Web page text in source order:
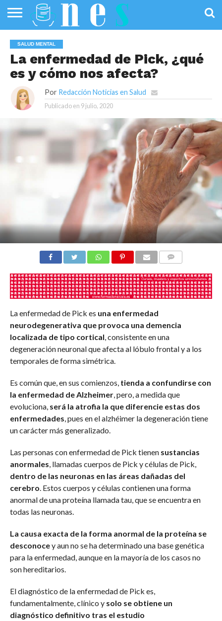
PÚBLICA
SANIDAD
INVESTIGACIÓN
ENTREVISTAS
PROFESIONALES
DE LA SALUD
INFOGRAFÍAS
DE SALUD
OPINIÓN
SALUD MENTAL
La enfermedad de Pick, ¿qué
es y cómo nos afecta?
Por Redacción Noticias en Salud
Publicado en 9 julio, 2020
La enfermedad de Pick es una enfermedad
neurodegenerativa que provoca una demencia
localizada de tipo cortical , consistente en una
degeneración neuronal que afecta al lóbulo frontal y a los
temporales de forma simétrica.
Es común que, en sus comienzos, tienda a confundirse con
la enfermedad de Alzheimer, pero, a medida que
evoluciona, será la atrofia la que diferencie estas dos
enfermedades , pues en el alzhéimer la degeneración tiene
un carácter más generalizado.
Las personas con enfermedad de Pick tienen sustancias
anormales , llamadas cuerpos de Pick y células de Pick,
dentro de las neuronas en las áreas dañadas del
cerebro . Estos cuerpos y células contienen una forma
anormal de una proteína llamada tau, que se encuentra en
todas las neuronas.
La causa exacta de la forma anormal de la proteína se
desconocey aun no se ha determinado una base genética
para la enfermedad, aunque en la mayoría de los casos no
son hereditarios.
El diagnóstico de la enfermedad de Pick es,
fundamentalmente, clínico y solo se obtiene un
diagnóstico definitivo tras el estudio